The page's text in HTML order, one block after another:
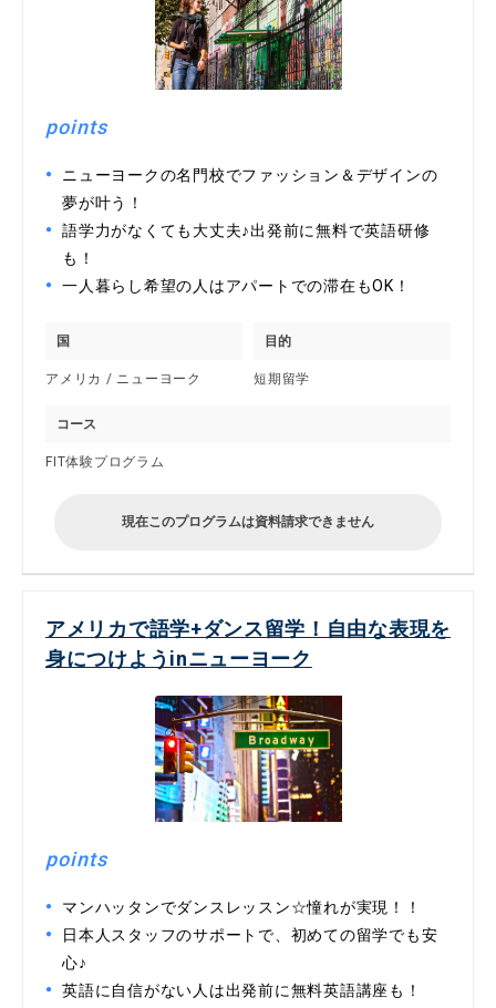
points
ニューヨークの名門校でファッション＆デザインの
夢が叶う！
語学力がなくても大丈夫♪出発前に無料で英語研修
も！
一人暮らし希望の人はアパートでの滞在もOK！
国
アメリカ / ニューヨーク
目的
短期留学
コース
FIT体験プログラム
現在このプログラムは資料請求できません
アメリカで語学+ダンス留学！自由な表現を
身につけようinニューヨーク
points
マンハッタンでダンスレッスン☆憧れが実現！！
日本人スタッフのサポートで、初めての留学でも安
心♪
英語に自信がない人は出発前に無料英語講座も！